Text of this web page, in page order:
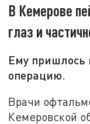
В Кемерове
глаз и
Ему пришлось
операцию.
Врачи
Кемеровской